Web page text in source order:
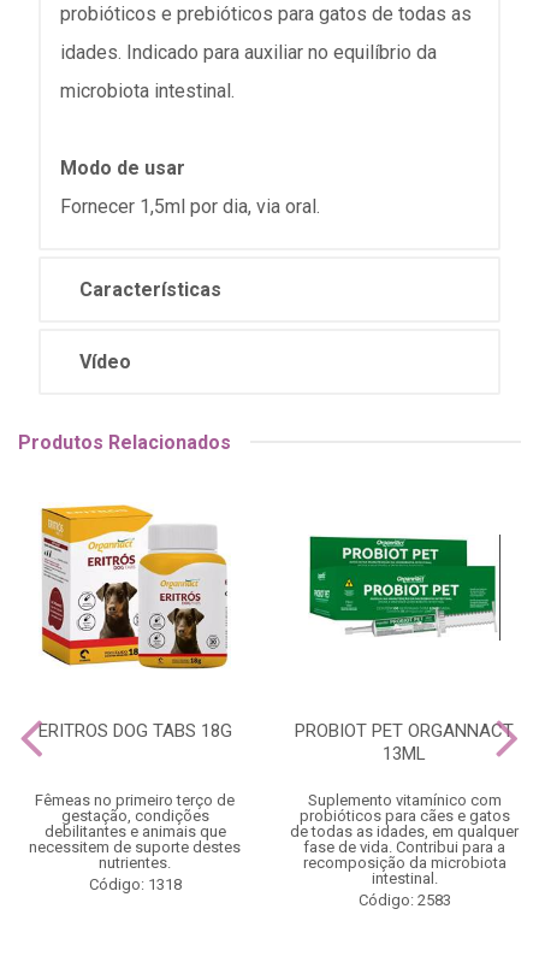
probióticos e prebióticos para gatos de todas as
idades. Indicado para auxiliar no equilíbrio da
microbiota intestinal.
Modo de usar
Fornecer 1,5ml por dia, via oral.
Características
Vídeo
Produtos Relacionados
ERITROS DOG TABS 18G
Fêmeas no primeiro terço de
gestação, condições
debilitantes e animais que
necessitem de suporte destes
nutrientes.
Código: 1318
PROBIOT PET ORGANNACT
13ML
Suplemento vitamínico com
probióticos para cães e gatos
de todas as idades, em qualquer
fase de vida. Contribui para a
recomposição da microbiota
intestinal.
Código: 2583